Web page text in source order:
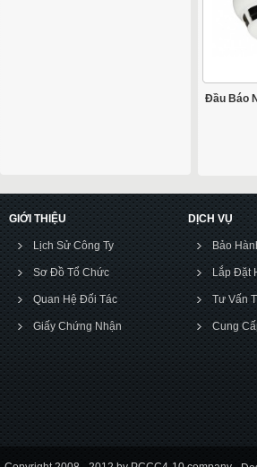
Đầu Báo
GIỚI THIỆU
Lịch Sử Công Ty
Sơ Đồ Tổ Chức
Quan Hệ Đối Tác
Giấy Chứng Nhận
DỊCH VỤ
Bảo
Lắp Đặt
Tư Vấn
Cung